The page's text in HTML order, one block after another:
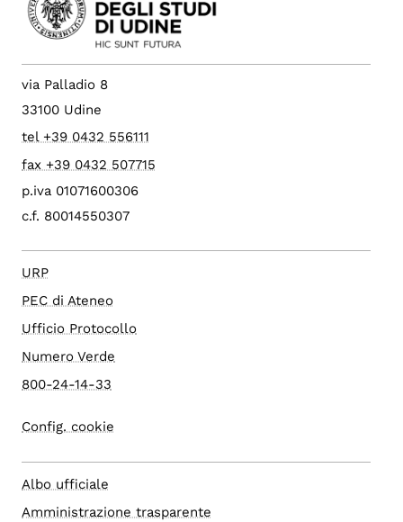
via Palladio 8
33100 Udine
tel +39 0432 556111
fax +39 0432 507715
p.iva 01071600306
c.f. 80014550307
URP
PEC di Ateneo
Ufficio Protocollo
Numero Verde
800-24-14-33
Config. cookie
Albo ufficiale
Amministrazione trasparente